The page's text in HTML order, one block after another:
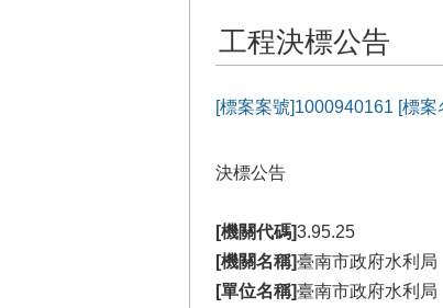
工程決標公告
[標案案號]1000940161 [標
決標公告
[機關代碼]3.95.25
[機關名稱]臺南市政府水利局
[單位名稱]臺南市政府水利局